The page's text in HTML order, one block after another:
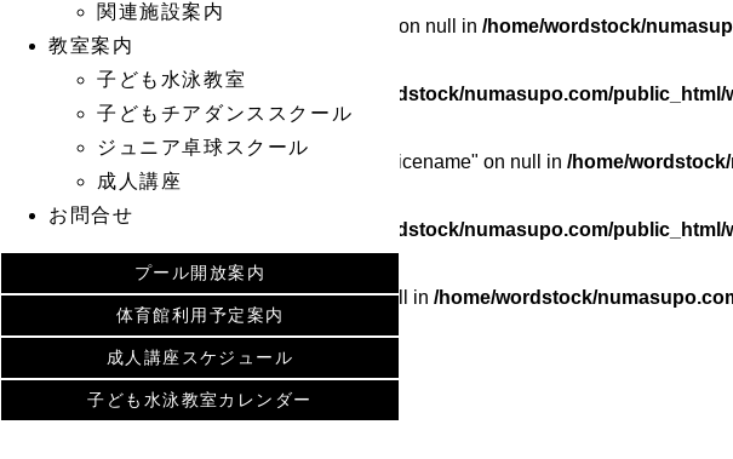
関連施設案内
教室案内
子ども水泳教室
子どもチアダンススクール
ジュニア卓球スクール
成人講座
お問合せ
プール開放案内
体育館利用予定案内
成人講座スケジュール
子ども水泳教室カレンダー
: Attempt to read property "cat_name" on null in /home/wordstock/
: Undefined array key 0 in /home/wordstock/numasupo.com/
: Attempt to read property "category_nicename" on null in /home/
Warning : Undefined array key 0 in /home/wordstock/numasupo.com/
Warning: Attempt to read property "slug" on null in /home/wordstock/